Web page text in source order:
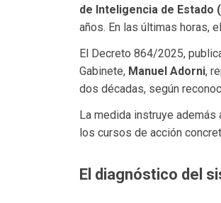
de Inteligencia de Estado
años. En las últimas horas,
El Decreto 864/2025,
Gabinete, Manuel Adorni,
dos décadas, según
La medida instruye además
los cursos de acción
El diagnóstico del